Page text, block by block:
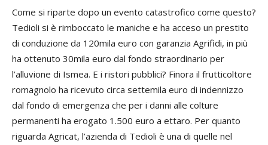
Come si riparte dopo un evento catastrofico come questo?
Tedioli si è rimboccato le maniche e ha acceso un prestito
di conduzione da 120mila euro con garanzia Agrifidi, in più
ha ottenuto 30mila euro dal fondo straordinario per
l’alluvione di Ismea. E i ristori pubblici? Finora il frutticoltore
romagnolo ha ricevuto circa settemila euro di indennizzo
dal fondo di emergenza che per i danni alle colture
permanenti ha erogato 1.500 euro a ettaro. Per quanto
riguarda Agricat, l’azienda di Tedioli è una di quelle nel